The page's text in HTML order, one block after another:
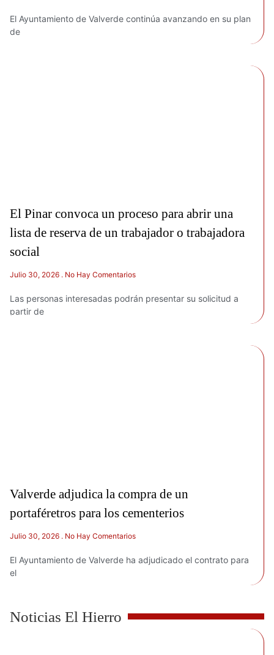
El Ayuntamiento de Valverde continúa avanzando en su plan
de
El Pinar convoca un proceso para abrir una
lista de reserva de un trabajador o trabajadora
social
Julio 30, 2026 No Hay Comentarios
Las personas interesadas podrán presentar su solicitud a
partir de
Valverde adjudica la compra de un
portaféretros para los cementerios
Julio 30, 2026 No Hay Comentarios
El Ayuntamiento de Valverde ha adjudicado el contrato para
el
Noticias El Hierro